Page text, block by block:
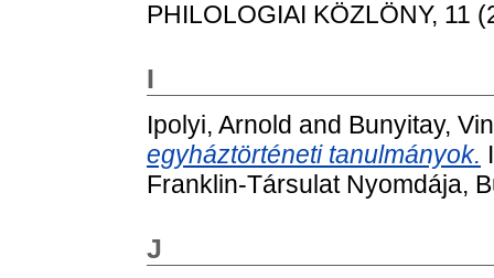
PHILOLOGIAI KÖZLÖNY, 11
I
Ipolyi, Arnold and Bunyitay,
egyháztörténeti tanulmányok.
Franklin-Társulat Nyomdája,
J